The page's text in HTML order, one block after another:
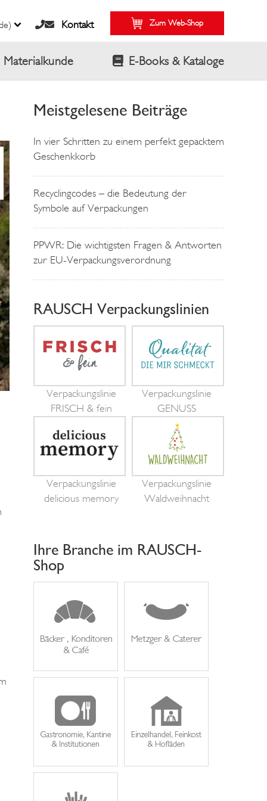
Kontakt Zum Web-Shop
Materialkunde E-Books & Kataloge
Meistgelesene Beiträge
In vier Schritten zu einem perfekt gepacktem
Geschenkkorb
Recyclingcodes – die Bedeutung der
Symbole auf Verpackungen
PPWR: Die wichtigsten Fragen & Antworten
zur EU-Verpackungsverordnung
RAUSCH Verpackungslinien
Verpackungslinie
FRISCH & fein
Verpackungslinie
GENUSS
Verpackungslinie
delicious memory
Verpackungslinie
Waldweihnacht
Ihre Branche im RAUSCH-
Shop